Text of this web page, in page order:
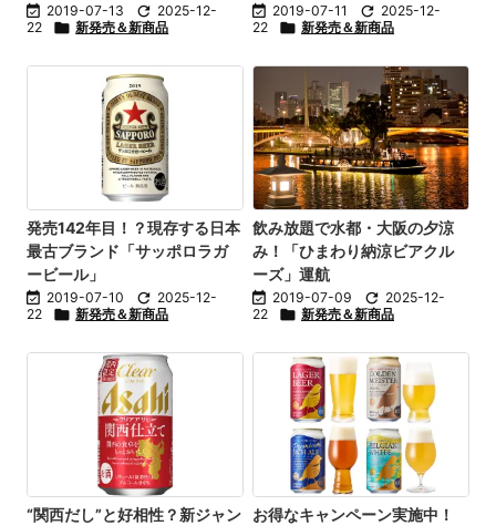
 2019-07-13  2025-12-
22
 新発売＆新商品
 2019-07-11  2025-12-
22
 新発売＆新商品
発売142年目！？現存する日本
最古ブランド「サッポロラガ
ービール」
 2019-07-10  2025-12-
22
 新発売＆新商品
飲み放題で水都・大阪の夕涼
み！「ひまわり納涼ビアクル
ーズ」運航
 2019-07-09  2025-12-
22
 新発売＆新商品
“関西だし”と好相性？新ジャン
お得なキャンペーン実施中！